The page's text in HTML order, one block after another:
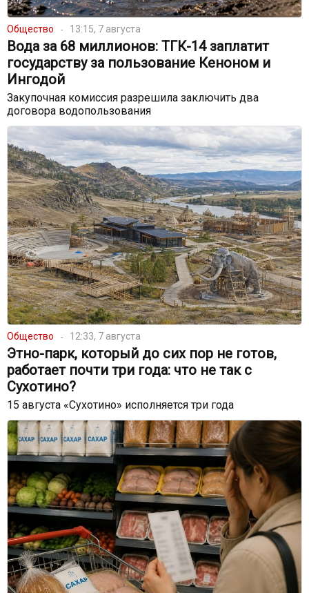
Общество 13:15, 7 августа
Вода за 68 миллионов: ТГК-14 заплатит
государству за пользование Кеноном и
Ингодой
Закупочная комиссия разрешила заключить два
договора водопользования
Общество 12:33, 7 августа
Этно-парк, который до сих пор не готов,
работает почти три года: что не так с
Сухотино?
15 августа «Сухотино» исполняется три года